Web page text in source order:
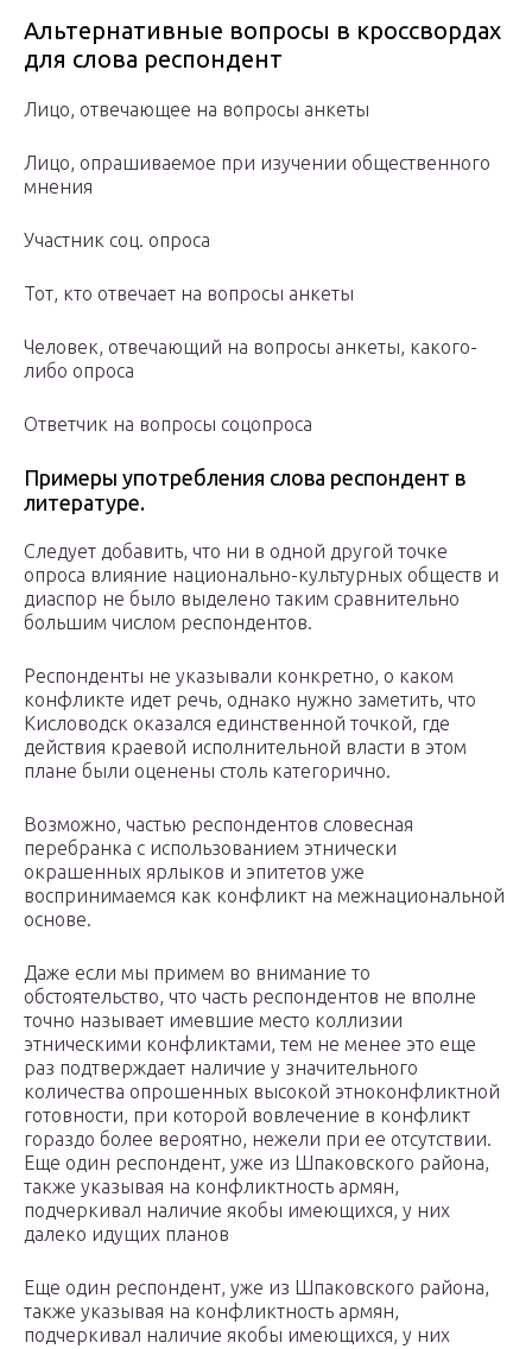
Альтернативные вопросы в кроссвордах
для слова респондент
Лицо, отвечающее на вопросы анкеты
Лицо, опрашиваемое при изучении общественного
мнения
Участник соц. опроса
Тот, кто отвечает на вопросы анкеты
Человек, отвечающий на вопросы анкеты, какого-
либо опроса
Ответчик на вопросы соцопроса
Примеры употребления слова респондент в
литературе.
Следует добавить, что ни в одной другой точке
опроса влияние национально-культурных обществ и
диаспор не было выделено таким сравнительно
большим числом респондентов.
Респонденты не указывали конкретно, о каком
конфликте идет речь, однако нужно заметить, что
Кисловодск оказался единственной точкой, где
действия краевой исполнительной власти в этом
плане были оценены столь категорично.
Возможно, частью респондентов словесная
перебранка с использованием этнически
окрашенных ярлыков и эпитетов уже
воспринимаемся как конфликт на межнациональной
основе.
Даже если мы примем во внимание то
обстоятельство, что часть респондентов не вполне
точно называет имевшие место коллизии
этническими конфликтами, тем не менее это еще
раз подтверждает наличие у значительного
количества опрошенных высокой этноконфликтной
готовности, при которой вовлечение в конфликт
гораздо более вероятно, нежели при ее отсутствии.
Еще один респондент, уже из Шпаковского района,
также указывая на конфликтность армян,
подчеркивал наличие якобы имеющихся, у них
далеко идущих планов
Еще один респондент, уже из Шпаковского района,
также указывая на конфликтность армян,
подчеркивал наличие якобы имеющихся, у них